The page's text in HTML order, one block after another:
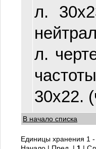
л.
л.
30х22.
В начало списка
Единицы хранения 1 -